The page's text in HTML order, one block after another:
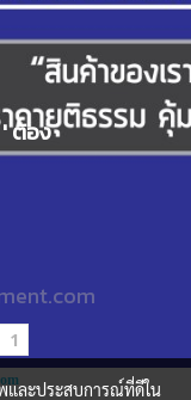
' ต้อง
1
และประสบการณ์ที่ดีใน